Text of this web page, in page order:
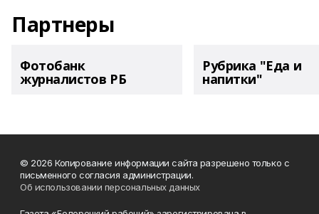
Партнеры
Фотобанк
журналистов РБ
Рубрика "Еда и
напитки"
© 2026 Копирование информации сайта разрешено только с
письменного согласия администрации.
Об использовании персональных данных